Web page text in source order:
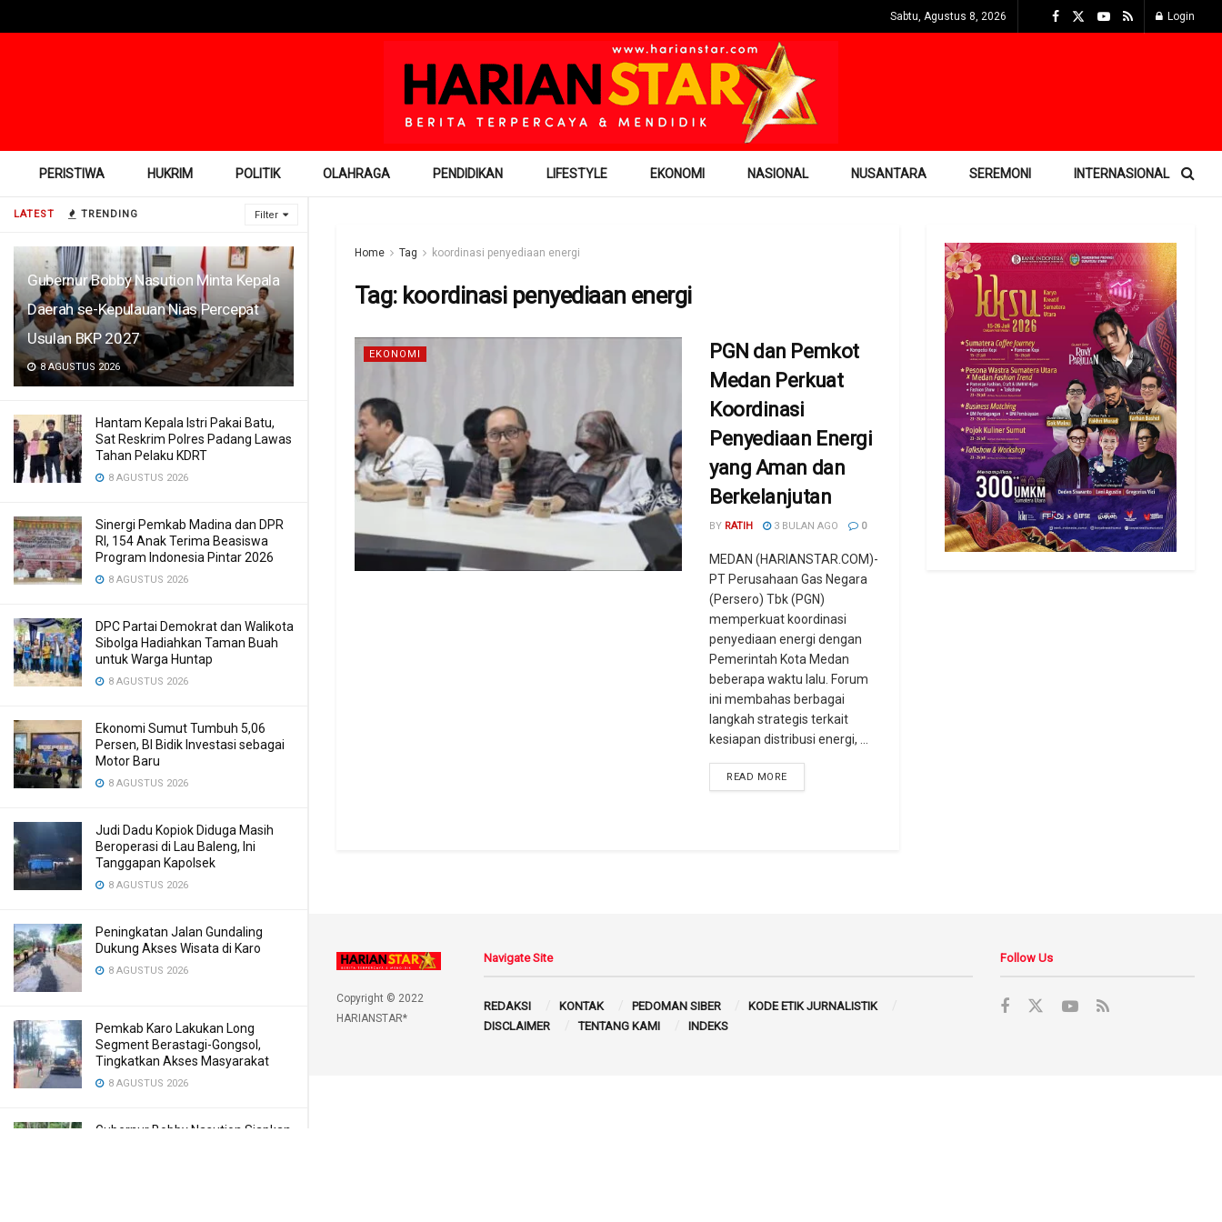
LATEST TRENDING Filter
Gubernur Bobby Nasution Minta Kepala
Daerah se-Kepulauan Nias Percepat
Usulan BKP 2027
8 AGUSTUS 2026
Hantam Kepala Istri Pakai Batu,
Sat Reskrim Polres Padang Lawas
Tahan Pelaku KDRT
8 AGUSTUS 2026
Sinergi Pemkab Madina dan DPR
RI, 154 Anak Terima Beasiswa
Program Indonesia Pintar 2026
8 AGUSTUS 2026
DPC Partai Demokrat dan Walikota
Sibolga Hadiahkan Taman Buah
untuk Warga Huntap
8 AGUSTUS 2026
Ekonomi Sumut Tumbuh 5,06
Persen, BI Bidik Investasi sebagai
Motor Baru
8 AGUSTUS 2026
Judi Dadu Kopiok Diduga Masih
Beroperasi di Lau Baleng, Ini
Tanggapan Kapolsek
8 AGUSTUS 2026
Peningkatan Jalan Gundaling
Dukung Akses Wisata di Karo
8 AGUSTUS 2026
Pemkab Karo Lakukan Long
Segment Berastagi-Gongsol,
Tingkatkan Akses Masyarakat
8 AGUSTUS 2026
Gubernur Bobby Nasution Siapkan
Sabtu, Agustus 8, 2026 Login
PERISTIWA HUKRIM POLITIK OLAHRAGA PENDIDIKAN LIFESTYLE EKONOMI NASIONAL NUSANTARA SEREMONI INTERNASIONAL
Home Tag koordinasi penyediaan energi
Tag: koordinasi penyediaan energi
EKONOMI
PGN dan Pemkot
Medan Perkuat
Koordinasi
Penyediaan Energi
yang Aman dan
Berkelanjutan
BY RATIH 3 BULAN AGO 0
MEDAN (HARIANSTAR.COM)-
PT Perusahaan Gas Negara
(Persero) Tbk (PGN)
memperkuat koordinasi
penyediaan energi dengan
Pemerintah Kota Medan
beberapa waktu lalu. Forum
ini membahas berbagai
langkah strategis terkait
kesiapan distribusi energi, ...
READ MORE
Copyright © 2022
HARIANSTAR*
Navigate Site
REDAKSI KONTAK PEDOMAN SIBER
KODE ETIK JURNALISTIK
DISCLAIMER
TENTANG KAMI INDEKS
Follow Us